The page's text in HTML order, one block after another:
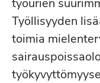
työurien
Työllisyyden
toimia